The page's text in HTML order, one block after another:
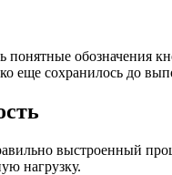
обозначения
еще сохранилось до
выстроенный
нагрузку.